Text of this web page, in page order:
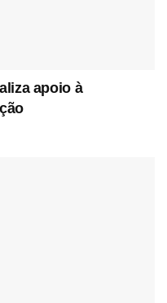
apoio à